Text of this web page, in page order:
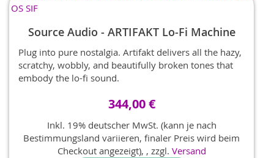
Source Audio - ARTIFAKT Lo-Fi Machine
Plug into pure nostalgia. Artifakt delivers all the hazy,
scratchy, wobbly, and beautifully broken tones that
embody the lo-fi sound.
344,00 €
Inkl. 19% deutscher MwSt. (kann je nach
Bestimmungsland variieren, finaler Preis wird beim
Checkout angezeigt), , zzgl. Versand